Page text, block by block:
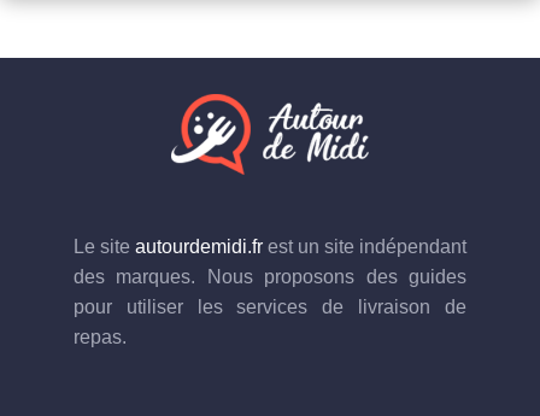
Le site autourdemidi.frest un site indépendant
des marques. Nous proposons des guides
pour utiliser les services de livraison de
repas.